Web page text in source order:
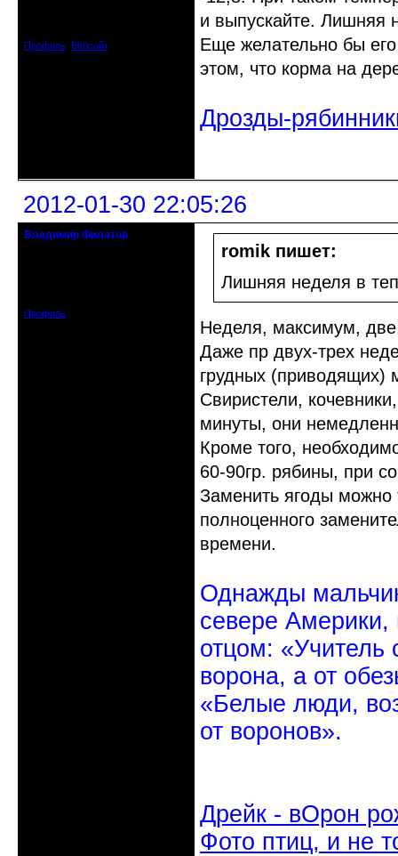
Профиль Вебсайт
и выпускайте. Лишняя
Еще желательно бы
этом, что корма на
Дрозды-
2012-01-30 22:05:26
Владимир Филатов
Профиль
romik пишет:
Лишняя неделя в
Неделя, максимум,
Даже пр двух-трех
грудных (приводящих)
Свиристели,
минуты, они
Кроме того,
60-90гр. рябины, при
Заменить ягоды можно
полноценного
времени.
Однажды
севере
отцом: «Учитель
ворона, а от
«Белые люди,
от воронов».
Дрейк - вОрон
Фото птиц, и не